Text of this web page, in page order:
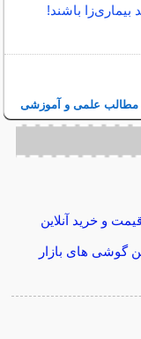
مطالب علمی و آموزشی
و خرید آنلاین
گوشی های بازار